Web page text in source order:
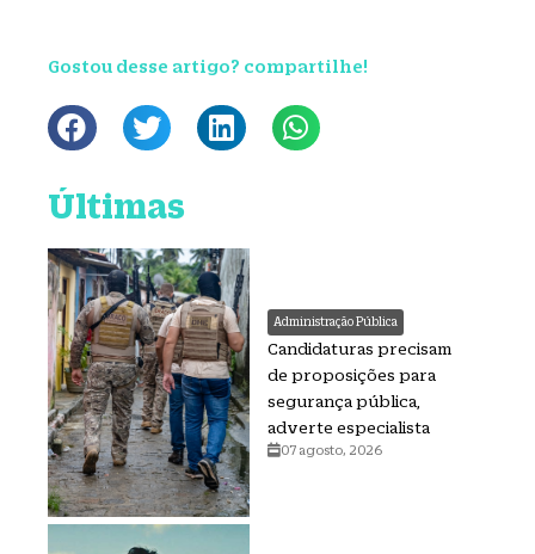
Gostou desse artigo? compartilhe!
Últimas
Administração Pública
Candidaturas precisam
de proposições para
segurança pública,
adverte especialista
07 agosto, 2026